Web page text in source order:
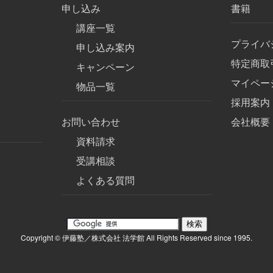
申し込み
講座一覧
申し込み案内
キャンペーン
物品一覧
お問い合わせ
資料請求
受講相談
よくある質問
書籍
プライ
特定商取
マイペ
採用案内
会社概要
Copyright © 伊藤塾／株式会社 法学館 All Rights Reserved since 1995.